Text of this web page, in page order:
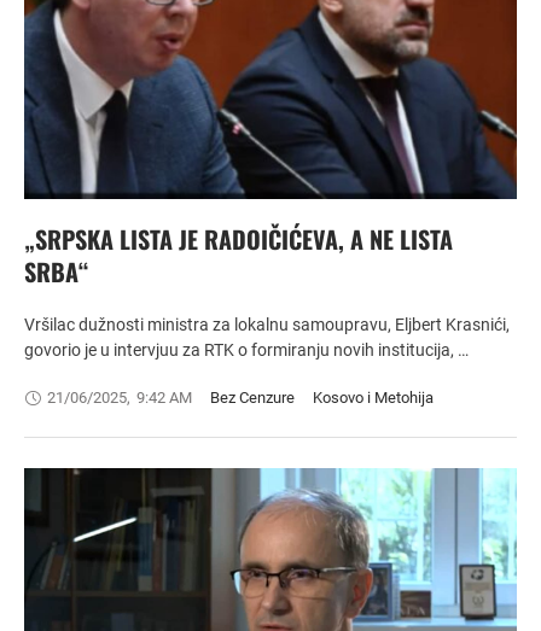
„SRPSKA LISTA JE RADOIČIĆEVA, A NE LISTA
SRBA“
Vršilac dužnosti ministra za lokalnu samoupravu, Eljbert Krasnići,
govorio je u intervjuu za RTK o formiranju novih institucija, …
21/06/2025, 9:42 AM Bez Cenzure Kosovo i Metohija